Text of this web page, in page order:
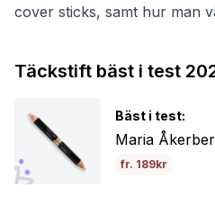
cover sticks, samt hur man
Täckstift bäst i test
Bäst i test:
Maria
fr. 189kr